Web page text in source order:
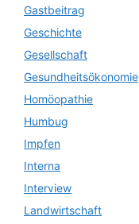
Gastbeitrag
Geschichte
Gesellschaft
Gesundheitsökonomie
Homöopathie
Humbug
Impfen
Interna
Interview
Landwirtschaft